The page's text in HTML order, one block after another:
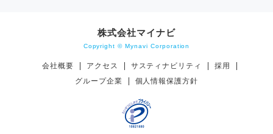
株式会社マイナビ
Copyright © Mynavi Corporation
会社概要 アクセス サスティナビリティ
採用
グループ企業
個人情報保護方針